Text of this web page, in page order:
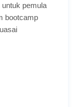
pemula
bootcamp